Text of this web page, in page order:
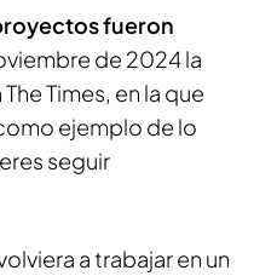
fueron
de 2024 la
Times, en la que
ejemplo de lo
seguir
a trabajar en un